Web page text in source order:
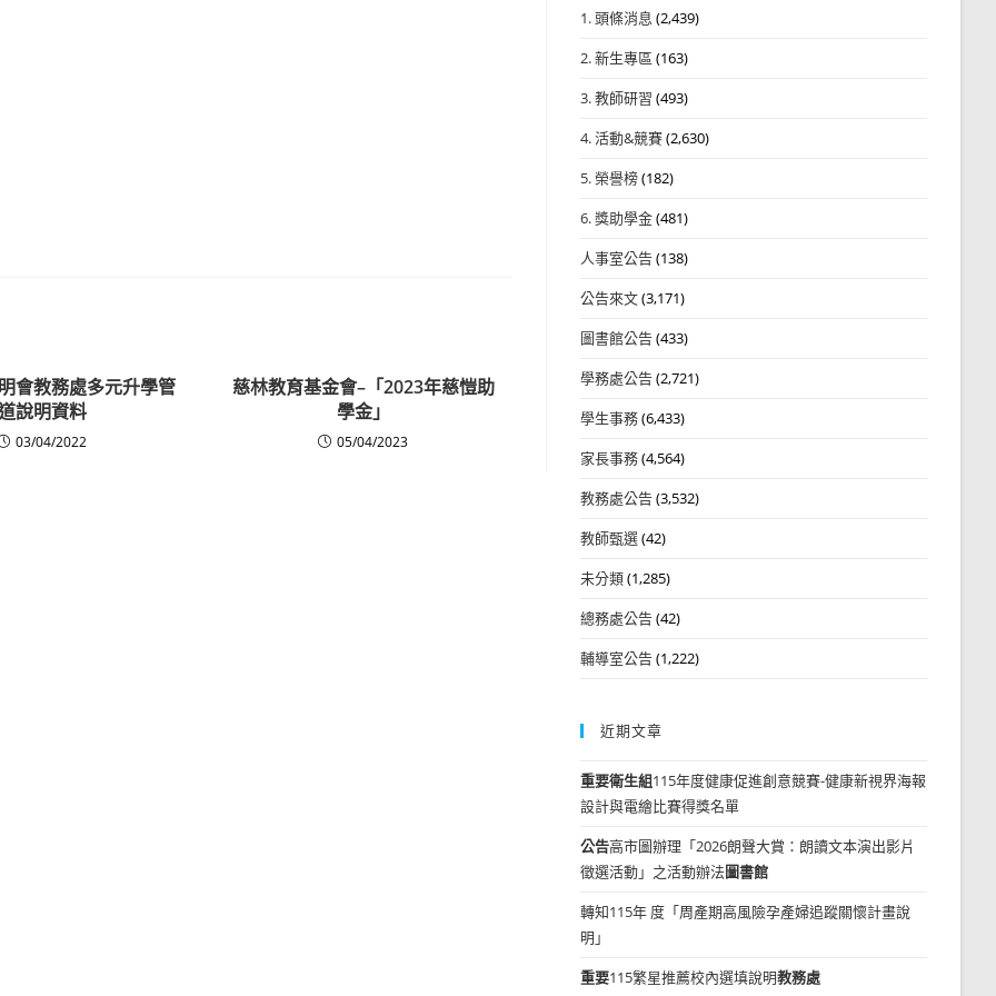
會教務處多元升學管
說明資料
03/04/2022
慈林教育基金會–「2023年慈愷助
學金」
05/04/2023
1. 頭條消息 (2,439)
2. 新生專區 (163)
3. 教師研習 (493)
4. 活動&競賽(2,630)
5. 榮譽榜(182)
6. 獎助學金(481)
人事室公告(138)
公告來文(3,171)
圖書館公告(433)
學務處公告(2,721)
學生事務(6,433)
家長事務(4,564)
教務處公告(3,532)
教師甄選(42)
未分類(1,285)
總務處公告(42)
輔導室公告(1,222)
近期文章
重要衛生組115年度健康促進創意競賽-健康新視界海報
設計與電繪比賽得獎名單
公告高市圖辦理「2026朗聲大賞：朗讀文本演出影片
徵選活動」之活動辦法圖書館
轉知115年 度「周產期高風險孕產婦追蹤關懷計畫說
明」
重要115繁星推薦校內選填說明教務處